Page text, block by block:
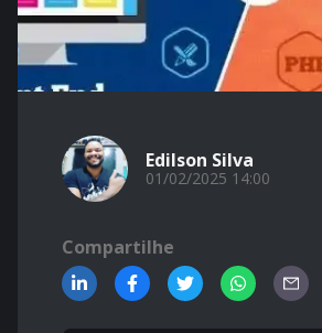
Edilson Silva
01/02/2025 14:00
Compartilhe